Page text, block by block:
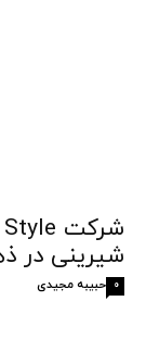
شیرینی در
حبیبه مجیدی 0